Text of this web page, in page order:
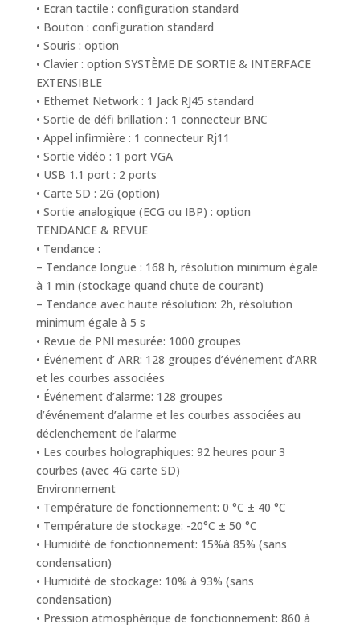
• Ecran tactile : configuration standard
• Bouton : configuration standard
• Souris : option
• Clavier : option SYSTÈME DE SORTIE & INTERFACE
EXTENSIBLE
• Ethernet Network : 1 Jack RJ45 standard
• Sortie de défi brillation : 1 connecteur BNC
• Appel infirmière : 1 connecteur Rj11
• Sortie vidéo : 1 port VGA
• USB 1.1 port : 2 ports
• Carte SD : 2G (option)
• Sortie analogique (ECG ou IBP) : option
TENDANCE & REVUE
• Tendance :
– Tendance longue : 168 h, résolution minimum égale
à 1 min (stockage quand chute de courant)
– Tendance avec haute résolution: 2h, résolution
minimum égale à 5 s
• Revue de PNI mesurée: 1000 groupes
• Événement d’ ARR: 128 groupes d’événement d’ARR
et les courbes associées
• Événement d’alarme: 128 groupes
d’événement d’alarme et les courbes associées au
déclenchement de l’alarme
• Les courbes holographiques: 92 heures pour 3
courbes (avec 4G carte SD)
Environnement
• Température de fonctionnement: 0 °C ± 40 °C
• Température de stockage: -20°C ± 50 °C
• Humidité de fonctionnement: 15%à 85% (sans
condensation)
• Humidité de stockage: 10% à 93% (sans
condensation)
• Pression atmosphérique de fonctionnement: 860 à